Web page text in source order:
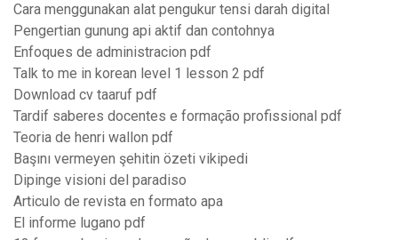
Cara menggunakan alat pengukur tensi darah digital
Pengertian gunung api aktif dan contohnya
Enfoques de administracion pdf
Talk to me in korean level 1 lesson 2 pdf
Download cv taaruf pdf
Tardif saberes docentes e formação profissional pdf
Teoria de henri wallon pdf
Başını vermeyen şehitin özeti vikipedi
Dipinge visioni del paradiso
Articulo de revista en formato apa
El informe lugano pdf